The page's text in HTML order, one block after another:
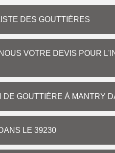
DES GOUTTIÈRES
VOTRE DEVIS POUR
GOUTTIÈRE À MANTRY
LE 39230